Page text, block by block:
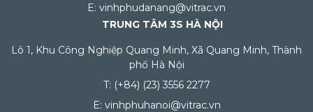
E: vinhphudanang@vitrac.vn
TRUNG TÂM 3S HÀ NỘI
Lô 1, Khu Công Nghiệp Quang Minh, Xã Quang Minh, Thành
phố Hà Nội
T: (+84) (23) 3556 2277
E: vinhphuhanoi@vitrac.vn